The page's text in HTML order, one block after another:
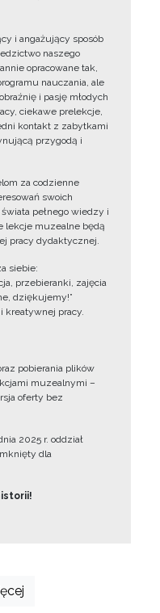
i angażujący sposób
naszego
opracowane tak,
nauczania, ale
i pasję młodych
ciekawe prelekcje,
kontakt z zabytkami
przygodą i
za codzienne
swoich
pełnego wiedzy i
lekcje muzealne będą
pracy dydaktycznej.
siebie:
przebieranki, zajęcia
dziękujemy!”
kreatywnej pracy.
pobierania plików
muzealnymi –
oferty bez
2025 r. oddział
dla